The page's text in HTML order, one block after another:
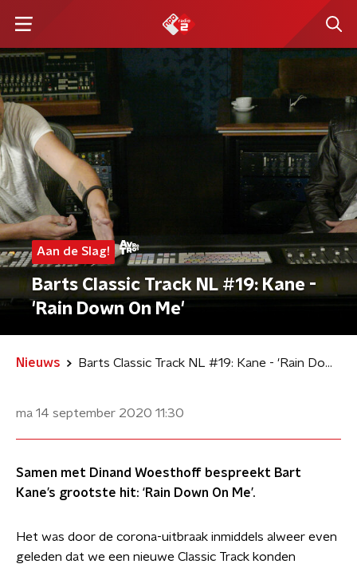
Aan de Slag!
Barts Classic Track NL #19: Kane -
'Rain Down On Me'
Nieuws Barts Classic Track NL #19: Kane - 'Rain Down On Me'
ma 14 september 2020 11:30
Samen met Dinand Woesthoff bespreekt Bart
Kane’s grootste hit: ‘Rain Down On Me’.
Het was door de corona-uitbraak inmiddels alweer even
geleden dat we een nieuwe Classic Track konden